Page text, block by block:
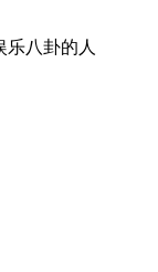
乐八卦的人